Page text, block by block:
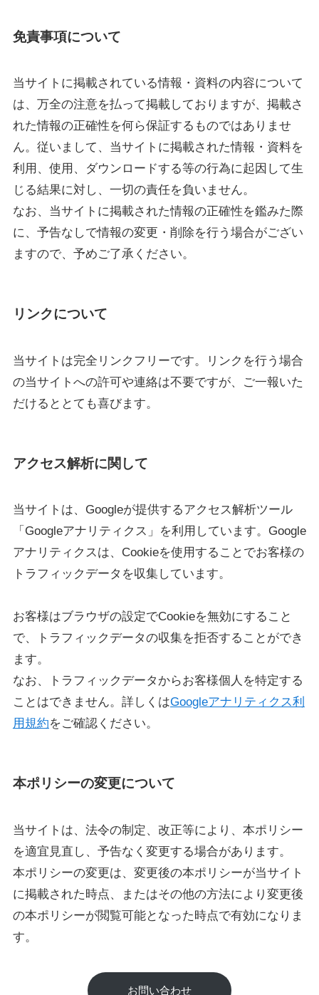
免責事項について
当サイトに掲載されている情報・資料の内容について
は、万全の注意を払って掲載しておりますが、掲載さ
れた情報の正確性を何ら保証するものではありませ
ん。従いまして、当サイトに掲載された情報・資料を
利用、使用、ダウンロードする等の行為に起因して生
じる結果に対し、一切の責任を負いません。
なお、当サイトに掲載された情報の正確性を鑑みた際
に、予告なしで情報の変更・削除を行う場合がござい
ますので、予めご了承ください。
リンクについて
当サイトは完全リンクフリーです。リンクを行う場合
の当サイトへの許可や連絡は不要ですが、ご一報いた
だけるととても喜びます。
アクセス解析に関して
当サイトは、Googleが提供するアクセス解析ツール
「Googleアナリティクス」を利用しています。Google
アナリティクスは、Cookieを使用することでお客様の
トラフィックデータを収集しています。
お客様はブラウザの設定でCookieを無効にすること
で、トラフィックデータの収集を拒否することができ
ます。
なお、トラフィックデータからお客様個人を特定する
ことはできません。詳しくはGoogleアナリティクス利
用規約をご確認ください。
本ポリシーの変更について
当サイトは、法令の制定、改正等により、本ポリシー
を適宜見直し、予告なく変更する場合があります。
本ポリシーの変更は、変更後の本ポリシーが当サイト
に掲載された時点、またはその他の方法により変更後
の本ポリシーが閲覧可能となった時点で有効になりま
す。
お問い合わせ